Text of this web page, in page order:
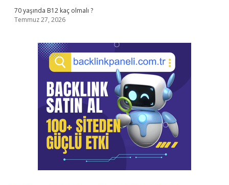
70 yaşında B12 kaç olmalı ?
Temmuz 27, 2026